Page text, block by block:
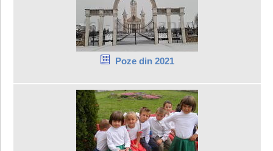
Poze din 2021